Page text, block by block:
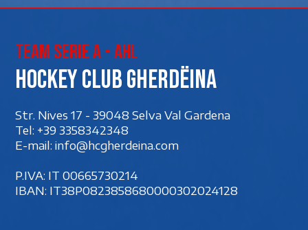
Team Serie A - AHL
Hockey club Gherdëina
Str. Nives 17 - 39048 Selva Val Gardena
Tel: +39 3358342348
E-mail: info@hcgherdeina.com
P.IVA: IT 00‍665730214
IBAN: IT38P0823858680000302024128